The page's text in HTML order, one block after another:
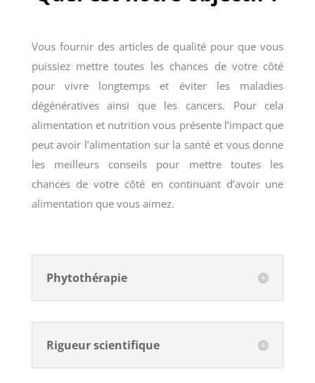
Vous fournir des articles de qualité pour que vous
puissiez mettre toutes les chances de votre côté
pour vivre longtemps et éviter les maladies
dégénératives ainsi que les cancers. Pour cela
alimentation et nutrition vous présente l’impact que
peut avoir l’alimentation sur la santé et vous donne
les meilleurs conseils pour mettre toutes les
chances de votre côté en continuant d’avoir une
alimentation que vous aimez.
Phytothérapie
Rigueur scientifique